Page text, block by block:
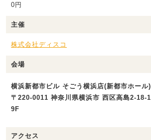
0円
主催
株式会社ディスコ
会場
横浜新都市ビル そごう横浜店(新都市ホール)
〒220-0011 神奈川県横浜市 西区高島2-18-1
9F
アクセス